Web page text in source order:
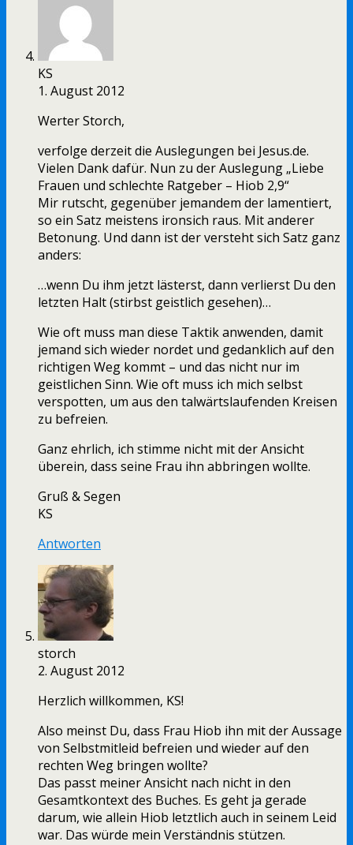
KS
1. August 2012
Werter Storch,
verfolge derzeit die Auslegungen bei Jesus.de.
Vielen Dank dafür. Nun zu der Auslegung „Liebe
Frauen und schlechte Ratgeber – Hiob 2,9“
Mir rutscht, gegenüber jemandem der lamentiert,
so ein Satz meistens ironsich raus. Mit anderer
Betonung. Und dann ist der versteht sich Satz ganz
anders:
…wenn Du ihm jetzt lästerst, dann verlierst Du den
letzten Halt (stirbst geistlich gesehen)…
Wie oft muss man diese Taktik anwenden, damit
jemand sich wieder nordet und gedanklich auf den
richtigen Weg kommt – und das nicht nur im
geistlichen Sinn. Wie oft muss ich mich selbst
verspotten, um aus den talwärtslaufenden Kreisen
zu befreien.
Ganz ehrlich, ich stimme nicht mit der Ansicht
überein, dass seine Frau ihn abbringen wollte.
Gruß & Segen
KS
Antworten
storch
2. August 2012
Herzlich willkommen, KS!
Also meinst Du, dass Frau Hiob ihn mit der Aussage
von Selbstmitleid befreien und wieder auf den
rechten Weg bringen wollte?
Das passt meiner Ansicht nach nicht in den
Gesamtkontext des Buches. Es geht ja gerade
darum, wie allein Hiob letztlich auch in seinem Leid
war. Das würde mein Verständnis stützen.